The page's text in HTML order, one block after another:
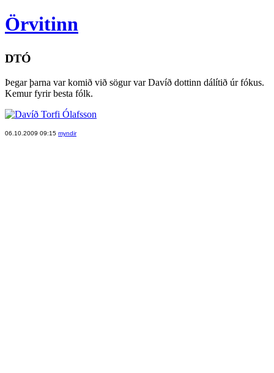
Örvitinn
DTÓ
Þegar þarna var komið við sögur var Davíð dottinn dálítið úr fókus.
Kemur fyrir besta fólk.
06.10.2009 09:15 myndir